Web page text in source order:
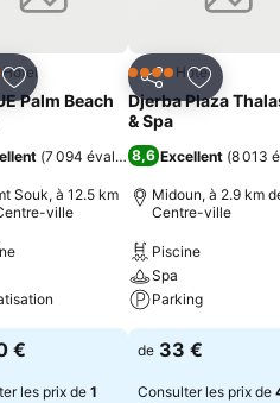
Ajouter à mes favoris
Hôtel
Palm Beach
(7 094 évaluations)
Souk, à 12.5 km
ville
€
les prix de 1
PartagerAjouter
4 ÉtoilesHôtel
Djerba Plaza
& Spa
8,6 Excellent (8 013
Midoun, à 2.9 km
Centre-ville
Piscine
Spa
Parking
de 33 €
Consulter les prix de